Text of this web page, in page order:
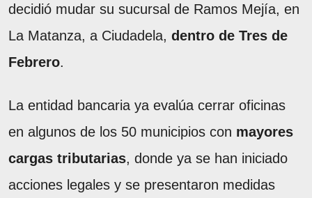
decidió mudar su sucursal de Ramos Mejía, en
La Matanza, a Ciudadela, dentro de Tres de
Febrero.
La entidad bancaria ya evalúa cerrar oficinas
en algunos de los 50 municipios con mayores
cargas tributarias, donde ya se han iniciado
acciones legales y se presentaron medidas